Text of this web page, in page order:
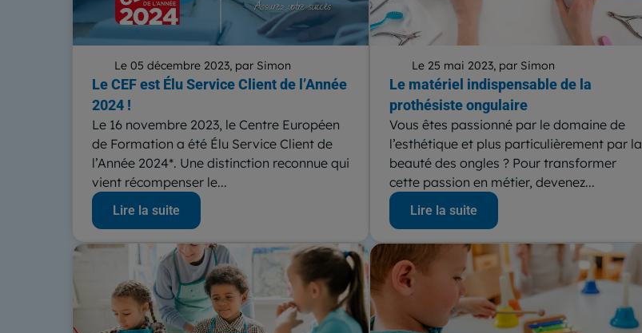
Le 05 décembre 2023, par Simon
Le CEF est Élu Service Client de l’Année
2024 !
Le 16 novembre 2023, le Centre Européen
de Formation a été Élu Service Client de
l’Année 2024*. Une distinction reconnue qui
vient récompenser le...
Lire la suite
Le 25 mai 2023, par Simon
Le matériel indispensable de la
prothésiste ongulaire
Vous êtes passionné par le domaine de
l’esthétique et plus particulièrement par la
beauté des ongles ? Pour transformer
cette passion en métier, devenez...
Lire la suite